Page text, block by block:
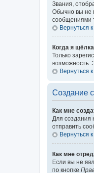
Звания,
Обычно вы не
сообщениями
Вернуться
Когда я
Только
возможность.
Вернуться
Создание
Как мне
Для создания
отправить
Вернуться
Как мне
Если вы не
по кнопке